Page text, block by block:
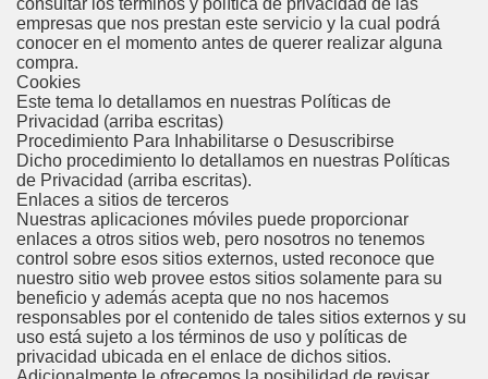
consultar los términos y política de privacidad de las
empresas que nos prestan este servicio y la cual podrá
conocer en el momento antes de querer realizar alguna
compra.
Cookies
Este tema lo detallamos en nuestras Políticas de
Privacidad (arriba escritas)
Procedimiento Para Inhabilitarse o Desuscribirse
Dicho procedimiento lo detallamos en nuestras Políticas
de Privacidad (arriba escritas).
Enlaces a sitios de terceros
Nuestras aplicaciones móviles puede proporcionar
enlaces a otros sitios web, pero nosotros no tenemos
control sobre esos sitios externos, usted reconoce que
nuestro sitio web provee estos sitios solamente para su
beneficio y además acepta que no nos hacemos
responsables por el contenido de tales sitios externos y su
uso está sujeto a los términos de uso y políticas de
privacidad ubicada en el enlace de dichos sitios.